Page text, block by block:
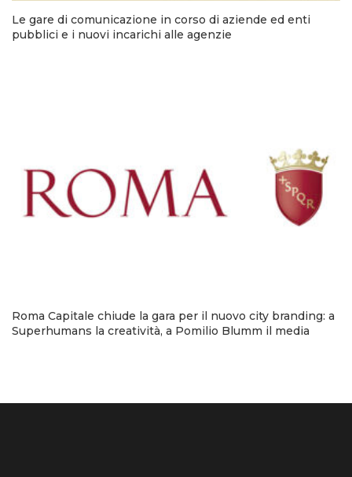
Le gare di comunicazione in corso di aziende ed enti
pubblici e i nuovi incarichi alle agenzie
Roma Capitale chiude la gara per il nuovo city branding: a
Superhumans la creatività, a Pomilio Blumm il media